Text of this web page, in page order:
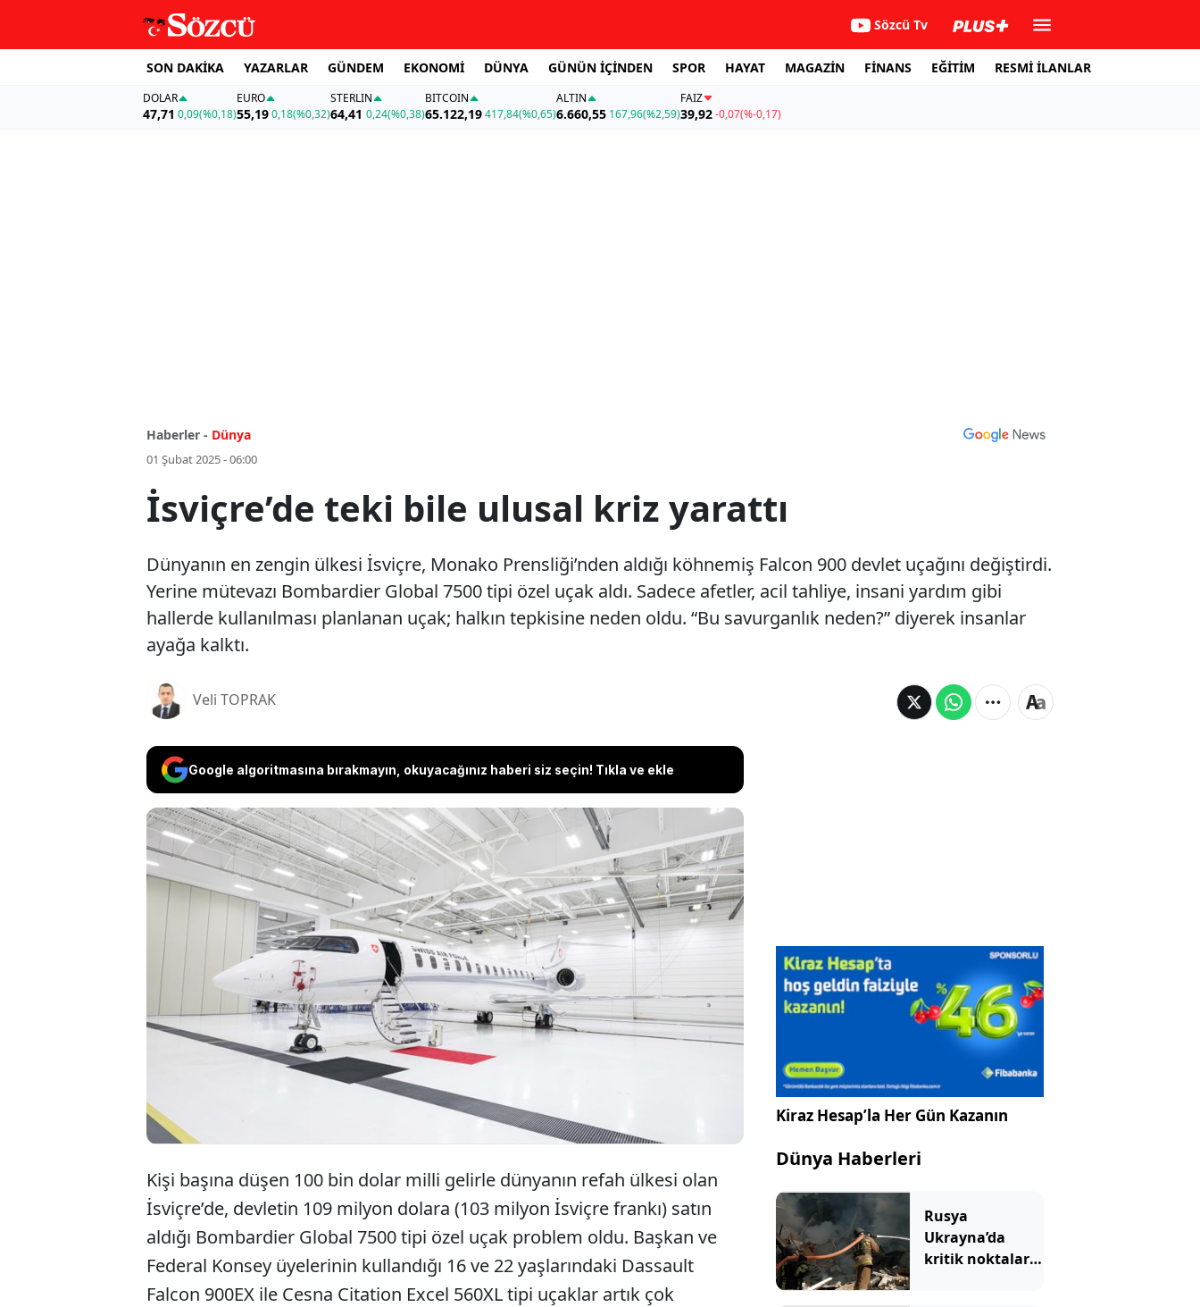
Sözcü Tv
SON DAKİKA YAZARLAR GÜNDEM EKONOMİ DÜNYA GÜNÜN İÇİNDEN SPOR HAYAT MAGAZİN FİNANS EĞİTİM RESMİ İLANLAR
DOLAR
47,71 0,09(%0,18)
EURO
55,19 0,18(%0,32)
STERLIN
64,41 0,24(%0,38)
BITCOIN
65.122,19417,84(%0,65)
ALTIN
6.660,55 167,96(%2,59)
FAİZ
39,92-0,07(%-0,17)
Haberler - Dünya
01 Şubat 2025 - 06:00
İsviçre’de teki bile ulusal kriz yarattı
Dünyanın en zengin ülkesi İsviçre, Monako Prensliği’nden aldığı köhnemiş Falcon 900 devlet uçağını değiştirdi.
Yerine mütevazı Bombardier Global 7500 tipi özel uçak aldı. Sadece afetler, acil tahliye, insani yardım gibi
hallerde kullanılması planlanan uçak; halkın tepkisine neden oldu. “Bu savurganlık neden?” diyerek insanlar
ayağa kalktı.
Veli TOPRAK
Google algoritmasına bırakmayın, okuyacağınız haberi siz seçin! Tıkla ve ekle
Dünyanın en zengin ülkesi İsviçre, Monako Prensliği’nden aldığı
köhnemiş Falcon 900 devlet uçağını değiştirdi. Yerine mütevazı
Bombardier Global 7500 tipi özel uçak aldı. Sadece afetler, acil tahliye,
insani yardım gibi hallerde kullanılması planlanan uçak; halkın
tepkisine neden oldu. “Bu savurganlık neden?” diyerek insanlar ayağa
kalktı.
Kişi başına düşen 100 bin dolar milli gelirle dünyanın refah ülkesi olan
İsviçre’de, devletin 109 milyon dolara (103 milyon İsviçre frankı) satın
aldığı Bombardier Global 7500 tipi özel uçak problem oldu. Başkan ve
Federal Konsey üyelerinin kullandığı 16 ve 22 yaşlarındaki Dassault
Falcon 900EX ile Cesna Citation Excel 560XL tipi uçaklar artık çok
Kiraz Hesap’la Her Gün Kazanın
Dünya Haberleri
Rusya
Ukrayna’da
kritik noktaları